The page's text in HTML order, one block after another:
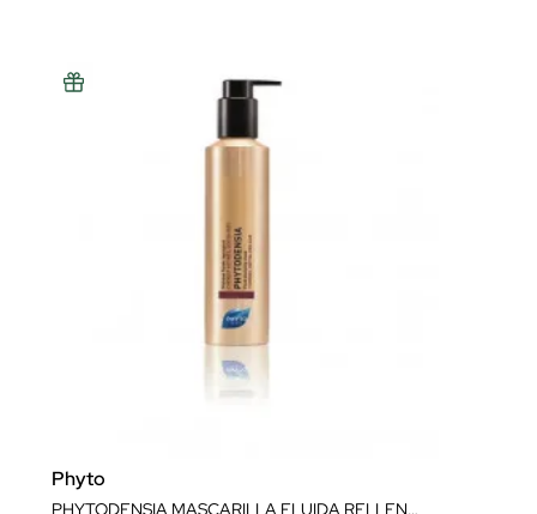
Phyto
PHYTODENSIA MASCARILLA FLUIDA RELLENADORA 175 ML